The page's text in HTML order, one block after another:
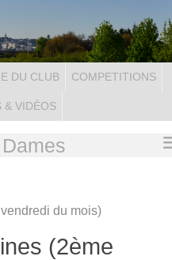
DU CLUB COMPETITIONS
& VIDÉOS
du mois)
(2ème